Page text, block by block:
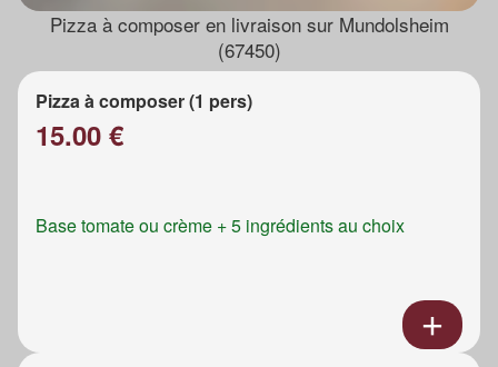
Pizza à composer en livraison sur Mundolsheim
(67450)
Pizza à composer (1 pers)
15.00 €
Base tomate ou crème + 5 ingrédients au choix